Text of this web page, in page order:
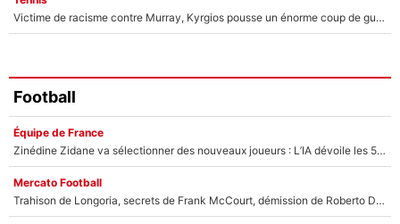
Victime de racisme contre Murray, Kyrgios pousse un énorme coup de gueule !
Football
Équipe de France
Zinédine Zidane va sélectionner des nouveaux joueurs : L’IA dévoile les 5 cracks qui pourraient rapidement le rejoindre en équipe de France !
Mercato Football
Trahison de Longoria, secrets de Frank McCourt, démission de Roberto De Zerbi : Medhi Benatia se lâche sur son départ de l'OM et fait d'importantes révélations